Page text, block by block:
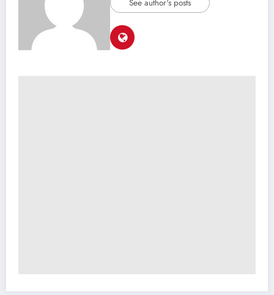
See author's posts